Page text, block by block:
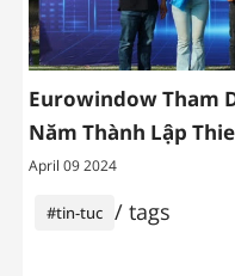
Eurowindow Tham
Năm Thành Lập
April 09 2024
/ tags
#tin-tuc